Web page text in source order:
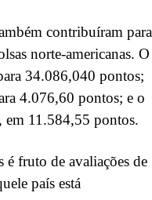
contribuíram para
norte-americanas. O
34.086,040 pontos;
4.076,60 pontos; e o
em 11.584,55 pontos.
é fruto de avaliações de
país está